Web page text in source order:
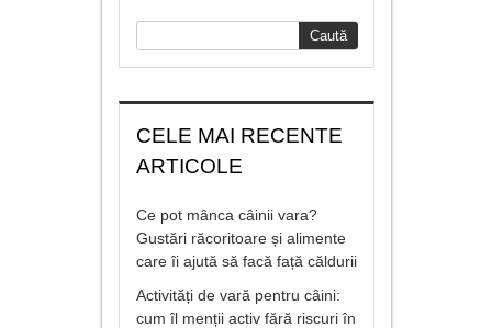
CELE MAI RECENTE
ARTICOLE
Ce pot mânca câinii vara?
Gustări răcoritoare și alimente
care îi ajută să facă față căldurii
Activități de vară pentru câini:
cum îl menții activ fără riscuri în